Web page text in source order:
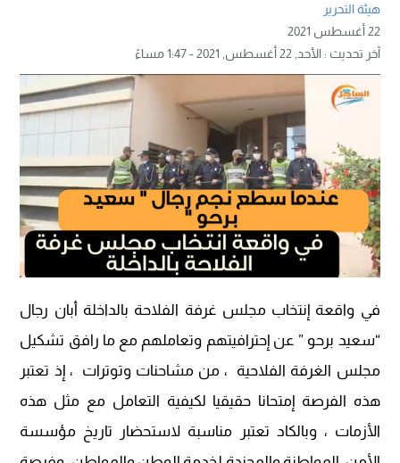
هيئة التحرير
22 أغسطس 2021
آخر تحديث :الأحد, 22 أغسطس, 2021 - 1:47 مساءً
في واقعة إنتخاب مجلس غرفة الفلاحة بالداخلة أبان رجال
“سعيد برحو ” عن إحترافيتهم وتعاملهم مع ما رافق تشكيل
مجلس الغرفة الفلاحية ، من مشاحنات وتوترات ، إذ تعتبر
هذه الفرصة إمتحانا حقيقيا لكيفية التعامل مع مثل هذه
الأزمات ، وبالكاد تعتبر مناسبة لاستحضار تاريخ مؤسسة